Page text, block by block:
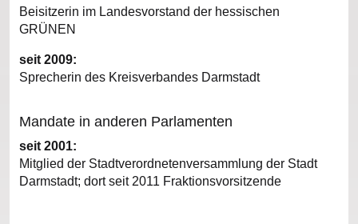
Beisitzerin im Landesvorstand der hessischen
GRÜNEN
seit 2009:
Sprecherin des Kreisverbandes Darmstadt
Mandate in anderen Parlamenten
seit 2001:
Mitglied der Stadtverordnetenversammlung der Stadt
Darmstadt; dort seit 2011 Fraktionsvorsitzende